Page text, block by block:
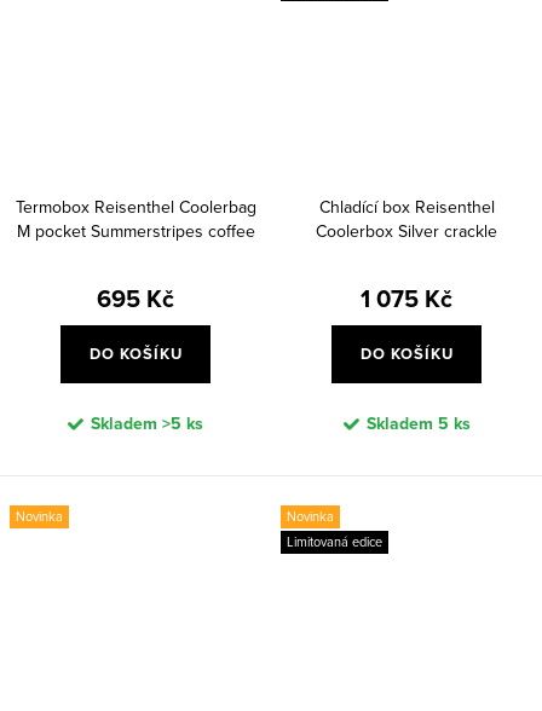
Termobox Reisenthel Coolerbag
M pocket Summerstripes coffee
695 Kč
DO KOŠÍKU
Skladem >5 ks
Chladící box Reisenthel
Coolerbox Silver crackle
1 075 Kč
DO KOŠÍKU
Skladem 5 ks
Novinka
Novinka
Limitovaná edice